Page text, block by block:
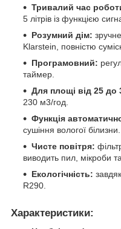
Тривалий час
5 літрів із функцією
Розумний дім:
Klarstein, повністю
Програмовний:
таймер.
Для площі від 25 до
230 м3/год.
Функція
сушіння вологої білизни.
Чисте повітря:
виводить пил, мікроби
Екологічність:
R290.
Характеристики: